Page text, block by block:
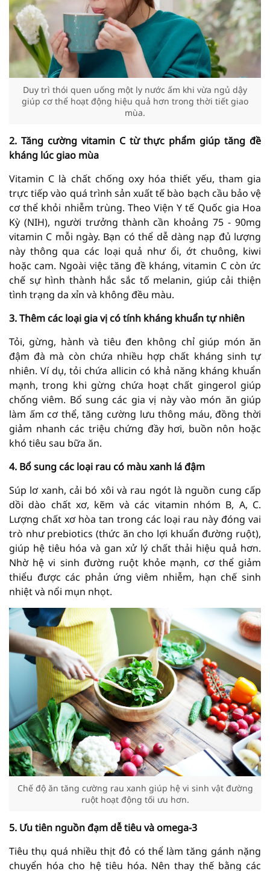
Duy trì thói quen uống một ly nước ấm khi vừa ngủ dậy
giúp cơ thể hoạt động hiệu quả hơn trong thời tiết giao
mùa.
2. Tăng cường vitamin C từ thực phẩm giúp tăng đề
kháng lúc giao mùa
Vitamin C là chất chống oxy hóa thiết yếu, tham gia
trực tiếp vào quá trình sản xuất tế bào bạch cầu bảo vệ
cơ thể khỏi nhiễm trùng. Theo Viện Y tế Quốc gia Hoa
Kỳ (NIH), người trưởng thành cần khoảng 75 - 90mg
vitamin C mỗi ngày. Bạn có thể dễ dàng nạp đủ lượng
này thông qua các loại quả như ổi, ớt chuông, kiwi
hoặc cam. Ngoài việc tăng đề kháng, vitamin C còn ức
chế sự hình thành hắc sắc tố melanin, giúp cải thiện
tình trạng da xỉn và không đều màu.
3. Thêm các loại gia vị có tính kháng khuẩn tự nhiên
Tỏi, gừng, hành và tiêu đen không chỉ giúp món ăn
đậm đà mà còn chứa nhiều hợp chất kháng sinh tự
nhiên. Ví dụ, tỏi chứa allicin có khả năng kháng khuẩn
mạnh, trong khi gừng chứa hoạt chất gingerol giúp
chống viêm. Bổ sung các gia vị này vào món ăn giúp
làm ấm cơ thể, tăng cường lưu thông máu, đồng thời
giảm nhanh các triệu chứng đầy hơi, buồn nôn hoặc
khó tiêu sau bữa ăn.
4. Bổ sung các loại rau có màu xanh lá đậm
Súp lơ xanh, cải bó xôi và rau ngót là nguồn cung cấp
dồi dào chất xơ, kẽm và các vitamin nhóm B, A, C.
Lượng chất xơ hòa tan trong các loại rau này đóng vai
trò như prebiotics (thức ăn cho lợi khuẩn đường ruột),
giúp hệ tiêu hóa và gan xử lý chất thải hiệu quả hơn.
Nhờ hệ vi sinh đường ruột khỏe mạnh, cơ thể giảm
thiểu được các phản ứng viêm nhiễm, hạn chế sinh
nhiệt và nổi mụn nhọt.
Chế độ ăn tăng cường rau xanh giúp hệ vi sinh vật đường
ruột hoạt động tối ưu hơn.
5. Ưu tiên nguồn đạm dễ tiêu và omega-3
Tiêu thụ quá nhiều thịt đỏ có thể làm tăng gánh nặng
chuyển hóa cho hệ tiêu hóa. Nên thay thế bằng các